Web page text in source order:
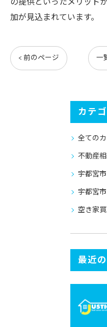
加が見込まれています。
< 前のページ 一
カテ
全ての
不動産
宇都宮市
宇都宮
空き家
最近